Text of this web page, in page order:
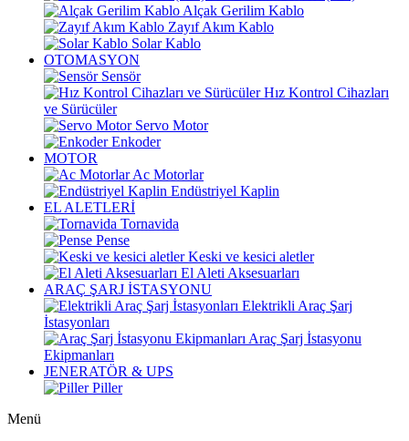
Alçak Gerilim Kablo
Zayıf Akım Kablo
Solar Kablo
OTOMASYON
Sensör
Hız Kontrol Cihazları
ve Sürücüler
Servo Motor
Enkoder
MOTOR
Ac Motorlar
Endüstriyel Kaplin
EL ALETLERİ
Tornavida
Pense
Keski ve kesici aletler
El Aleti Aksesuarları
ARAÇ ŞARJ İSTASYONU
Elektrikli Araç Şarj
İstasyonları
Araç Şarj İstasyonu
Ekipmanları
JENERATÖR & UPS
Piller
Menü